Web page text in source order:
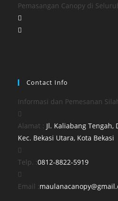
Pemasangan Canopy di
Contact Info
Informasi dan Pemesanan
Alamat : Jl. Kaliabang Tengah,
Kec. Bekasi Utara, Kota Bekasi
Telp. :0812-8822-5919Opens
your
Email :